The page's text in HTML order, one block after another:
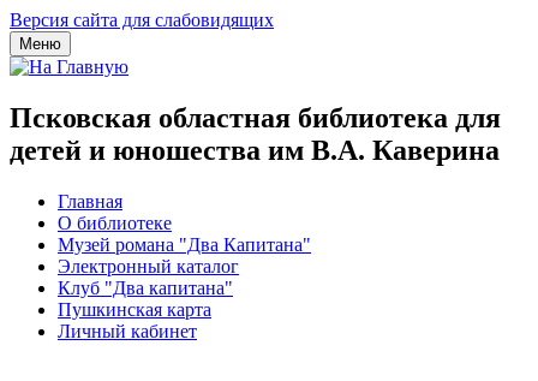
Версия сайта для слабовидящих
Меню
Псковская областная библиотека для
детей и юношества им В.А. Каверина
Главная
О библиотеке
Музей романа "Два Капитана"
Электронный каталог
Клуб "Два капитана"
Пушкинская карта
Личный кабинет